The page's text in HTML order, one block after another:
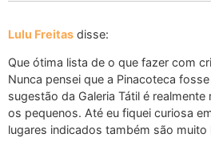
Lulu Freitas disse:
Que ótima lista de o que fazer com
Nunca pensei que a Pinacoteca
sugestão da Galeria Tátil é
os pequenos. Até eu fiquei curiosa
lugares indicados também são muito